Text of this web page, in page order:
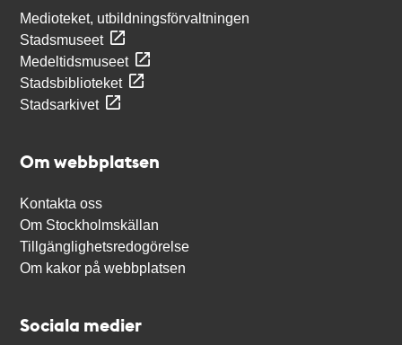
Medioteket, utbildningsförvaltningen
Stadsmuseet
Medeltidsmuseet
Stadsbiblioteket
Stadsarkivet
Om webbplatsen
Kontakta oss
Om Stockholmskällan
Tillgänglighetsredogörelse
Om kakor på webbplatsen
Sociala medier